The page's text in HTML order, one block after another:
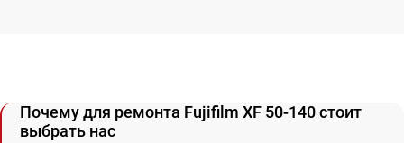
Почему для ремонта Fujifilm XF 50-140 стоит
выбрать нас